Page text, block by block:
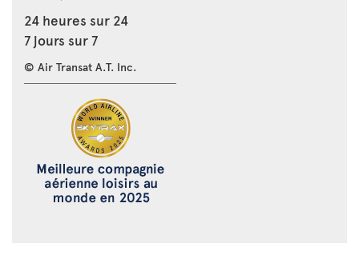
24 heures sur 24
7 jours sur 7
© Air Transat A.T. Inc.